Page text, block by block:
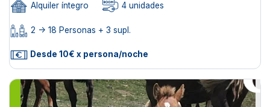
Alquiler íntegro 4 unidades
2 -> 18 Personas + 3 supl.
Desde 10€ x persona/noche